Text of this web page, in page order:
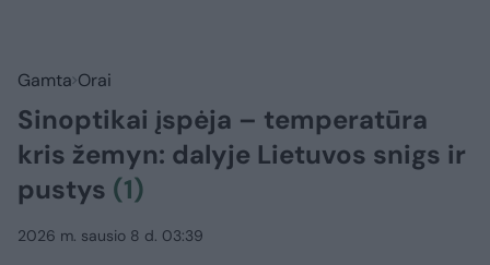
Gamta Orai
Sinoptikai įspėja – temperatūra
kris žemyn: dalyje Lietuvos snigs ir
pustys (1)
2026 m. sausio 8 d. 03:39